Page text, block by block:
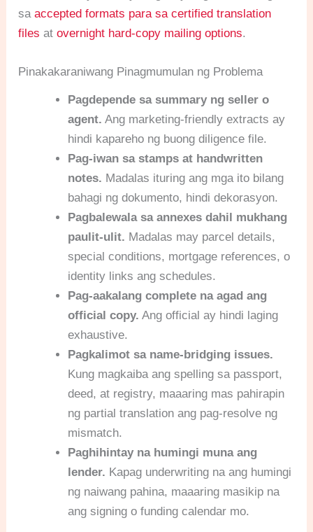
saaccepted formats para sa certified translation
files atovernight hard-copy mailing options.
Pinakakaraniwang Pinagmumulan ng Problema
Pagdepende sa summary ng seller o
agent. Ang marketing-friendly extracts ay
hindi kapareho ng buong diligence file.
Pag-iwan sa stamps at handwritten
notes. Madalas ituring ang mga ito bilang
bahagi ng dokumento, hindi dekorasyon.
Pagbalewala sa annexes dahil mukhang
paulit-ulit. Madalas may parcel details,
special conditions, mortgage references, o
identity links ang schedules.
Pag-aakalang complete na agad ang
official copy. Ang official ay hindi laging
exhaustive.
Pagkalimot sa name-bridging issues.
Kung magkaiba ang spelling sa passport,
deed, at registry, maaaring mas pahirapin
ng partial translation ang pag-resolve ng
mismatch.
Paghihintay na humingi muna ang
lender. Kapag underwriting na ang humingi
ng naiwang pahina, maaaring masikip na
ang signing o funding calendar mo.